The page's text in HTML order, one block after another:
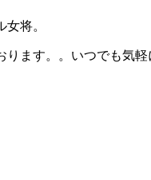
将。
ます。。いつでも気軽